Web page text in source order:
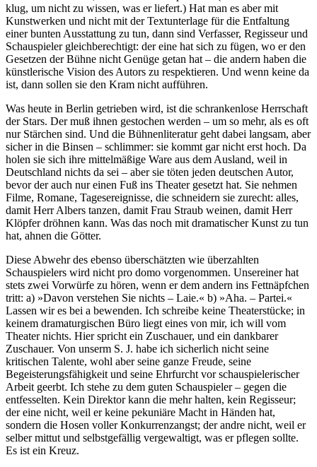
klug, um nicht zu wissen, was er liefert.) Hat man es aber mit
Kunstwerken und nicht mit der Textunterlage für die Entfaltung
einer bunten Ausstattung zu tun, dann sind Verfasser, Regisseur und
Schauspieler gleichberechtigt: der eine hat sich zu fügen, wo er den
Gesetzen der Bühne nicht Genüge getan hat – die andern haben die
künstlerische Vision des Autors zu respektieren. Und wenn keine da
ist, dann sollen sie den Kram nicht aufführen.
Was heute in Berlin getrieben wird, ist die schrankenlose Herrschaft
der Stars. Der muß ihnen gestochen werden – um so mehr, als es oft
nur Stärchen sind. Und die Bühnenliteratur geht dabei langsam, aber
sicher in die Binsen – schlimmer: sie kommt gar nicht erst hoch. Da
holen sie sich ihre mittelmäßige Ware aus dem Ausland, weil in
Deutschland nichts da sei – aber sie töten jeden deutschen Autor,
bevor der auch nur einen Fuß ins Theater gesetzt hat. Sie nehmen
Filme, Romane, Tagesereignisse, die schneidern sie zurecht: alles,
damit Herr Albers tanzen, damit Frau Straub weinen, damit Herr
Klöpfer dröhnen kann. Was das noch mit dramatischer Kunst zu tun
hat, ahnen die Götter.
Diese Abwehr des ebenso überschätzten wie überzahlten
Schauspielers wird nicht pro domo vorgenommen. Unsereiner hat
stets zwei Vorwürfe zu hören, wenn er dem andern ins Fettnäpfchen
tritt: a) »Davon verstehen Sie nichts – Laie.« b) »Aha. – Partei.«
Lassen wir es bei a bewenden. Ich schreibe keine Theaterstücke; in
keinem dramaturgischen Büro liegt eines von mir, ich will vom
Theater nichts. Hier spricht ein Zuschauer, und ein dankbarer
Zuschauer. Von unserm S. J. habe ich sicherlich nicht seine
kritischen Talente, wohl aber seine ganze Freude, seine
Begeisterungsfähigkeit und seine Ehrfurcht vor schauspielerischer
Arbeit geerbt. Ich stehe zu dem guten Schauspieler – gegen die
entfesselten. Kein Direktor kann die mehr halten, kein Regisseur;
der eine nicht, weil er keine pekuniäre Macht in Händen hat,
sondern die Hosen voller Konkurrenzangst; der andre nicht, weil er
selber mittut und selbstgefällig vergewaltigt, was er pflegen sollte.
Es ist ein Kreuz.